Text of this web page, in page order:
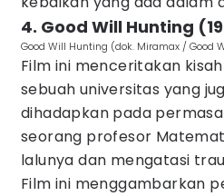
4. Good Will Hunting
Good Will Hunting (dok. Miramax / Good
Film ini menceritakan
sebuah universitas yang
dihadapkan pada
seorang profesor
lalunya dan mengatasi
Film ini menggambarkan